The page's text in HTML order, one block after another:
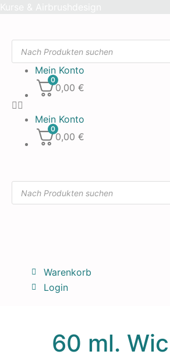
Products
search
Mein Konto
0
0,00 €
Mein Konto
0
0,00 €
Products
search
Warenkorb
Login
60 ml.